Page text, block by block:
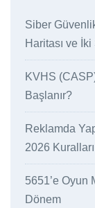
Siber
Haritası ve İki
KVHS
Başlanır?
Reklamda
2026 Kuralları
5651’e Oyun
Dönem